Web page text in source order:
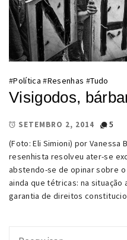
#Política #Resenhas #Tudo
Visigodos,
SETEMBRO 2, 2014
5
(Foto: Eli Simioni) por Vanessa
resenhista resolveu ater-se
abstendo-se de opinar sobre
ainda que tétricas: na situação
garantia de direitos